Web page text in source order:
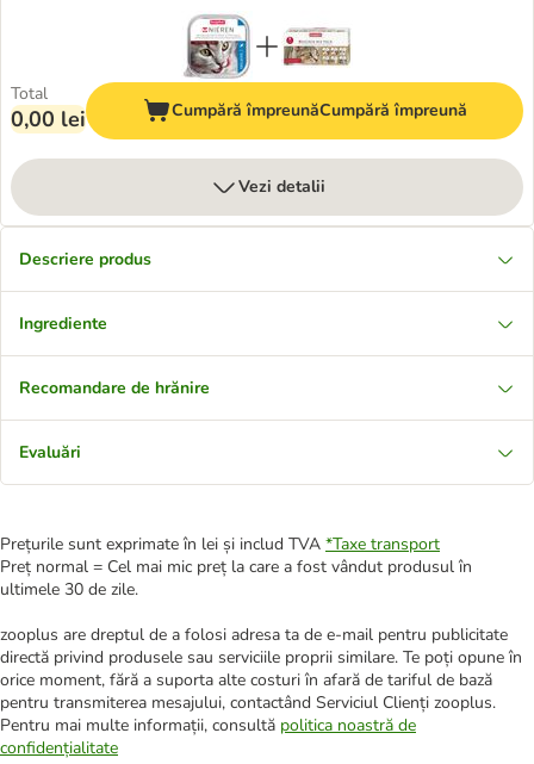
Total
0,00 lei Cumpără împreunăCumpără împreună
Vezi detalii
Descriere produs
Ingrediente
Recomandare de hrănire
Evaluări
Prețurile sunt exprimate în lei și includ TVA *Taxe transport
Preț normal = Cel mai mic preț la care a fost vândut produsul în
ultimele 30 de zile.
zooplus are dreptul de a folosi adresa ta de e-mail pentru publicitate
directă privind produsele sau serviciile proprii similare. Te poți opune în
orice moment, fără a suporta alte costuri în afară de tariful de bază
pentru transmiterea mesajului, contactând Serviciul Clienți zooplus.
Pentru mai multe informații, consultă politica noastră de
confidențialitate